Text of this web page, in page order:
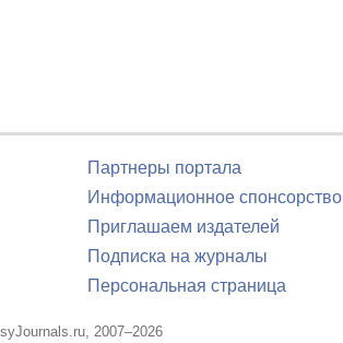
Партнеры портала
Информационное спонсорство
Приглашаем издателей
Подписка на журналы
Персональная страница
2007–2026